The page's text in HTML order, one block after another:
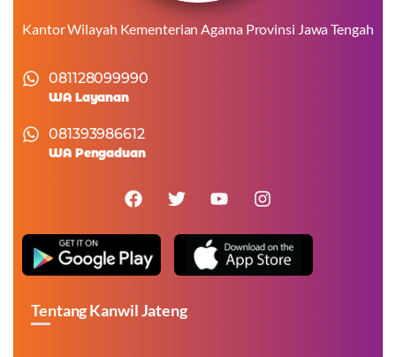
Kantor Wilayah Kementerian Agama Provinsi Jawa Tengah
081128099990
WA Layanan
081393986612
WA Pengaduan
Tentang Kanwil Jateng